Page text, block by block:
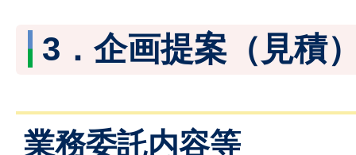
3．企画提案（見積
業務委託内容等